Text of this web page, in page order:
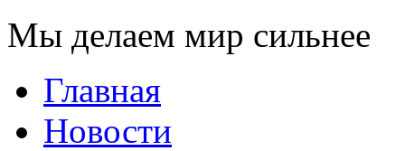
Мы делаем мир сильнее
Главная
Новости